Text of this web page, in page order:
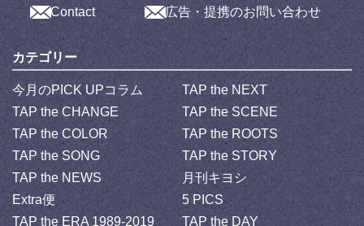
Contact 広告・提携のお問い合わせ
カテゴリー
今月のPICK UPコラム
TAP the NEXT
TAP the CHANGE
TAP the SCENE
TAP the COLOR
TAP the ROOTS
TAP the SONG
TAP the STORY
TAP the NEWS
月刊キヨシ
Extra便
5 PICS
TAP the ERA 1989-2019
TAP the DAY